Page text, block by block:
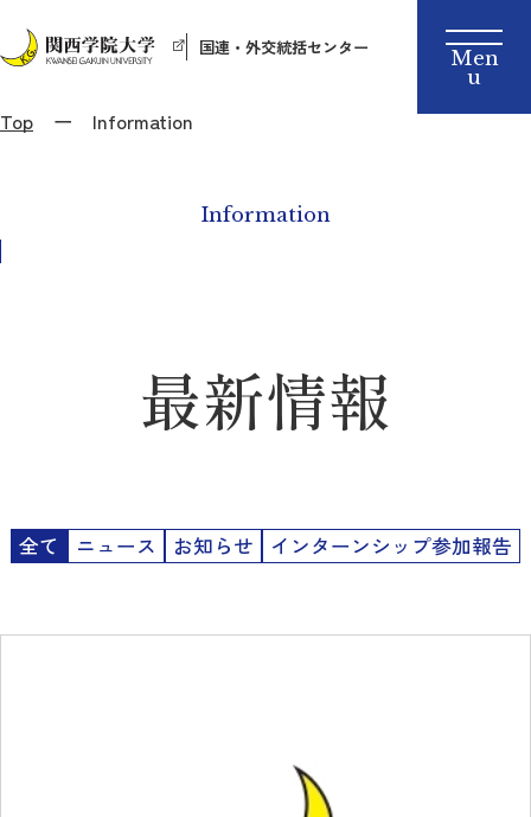
国連・外交統括センター
Top Information
Information
最新情報
全て ニュース お知らせ インターンシップ参加報告